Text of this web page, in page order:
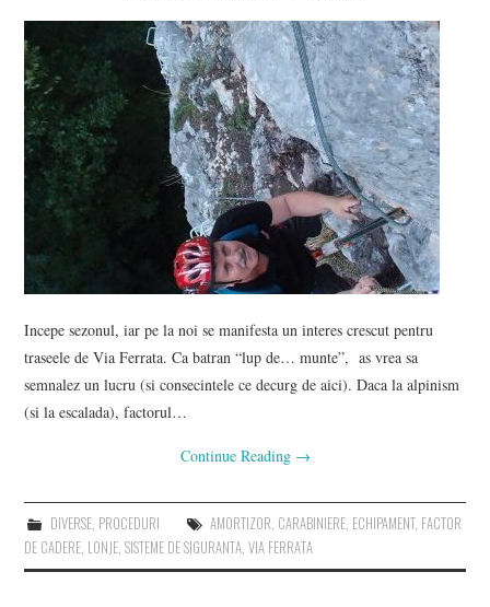
Incepe sezonul, iar pe la noi se manifesta un interes crescut pentru
traseele de Via Ferrata. Ca batran “lup de… munte”, as vrea sa
semnalez un lucru (si consecintele ce decurg de aici). Daca la alpinism
(si la escalada), factorul…
Continue Reading →
DIVERSE, PROCEDURI AMORTIZOR CARABINIERE, ECHIPAMENT, FACTOR
DE CADERE LONJE ,SISTEME DE SIGURANTA ,VIA FERRATA